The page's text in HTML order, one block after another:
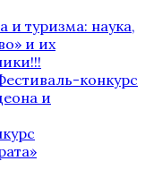
и туризма: наука,
и их
конкурс
и